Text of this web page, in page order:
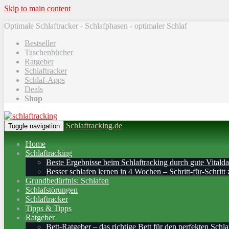
Skip to main content
Optimale Schlaftracker - Schlafphasen - optimaler Schlaf
Bestseller
Taschenbücher
Ratgeber
Schlaftracker
Schlaf-Apps
Deals
Shop
Toggle navigation Schlaftracking.de
Home
Schlaftracking
Beste Ergebnisse beim Schlaftracking durch gute
Besser schlafen lernen in 4 Wochen – Schritt‑für‑Schritt
Grundbedürfnis: Schlafen
Schlafstörungen
Schlaftracker
Tipps & Tipps
Ratgeber
Bett-Ratgeber – das richtige Bett für den perfekten